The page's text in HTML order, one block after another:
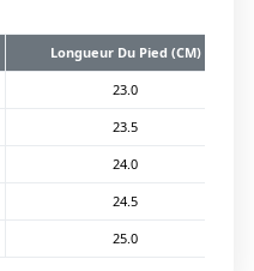
Longueur Du Pied (CM)
23.0
23.5
24.0
24.5
25.0